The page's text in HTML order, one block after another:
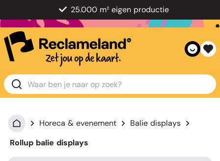
25.000 m² eigen productie
Horeca & evenement
Balie displays
Rollup balie displays